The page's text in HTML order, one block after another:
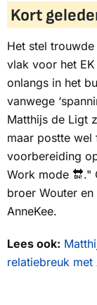
Kort
Het stel
vlak voor het
onlangs in het
vanwege
Matthijs de Ligt
maar postte wel
voorbereiding
Work mode 🔛."
broer Wouter
AnneKee.
Lees ook:
relatiebreuk met